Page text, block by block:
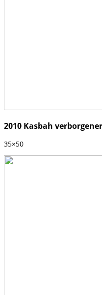
2010 Kasbah
35×50